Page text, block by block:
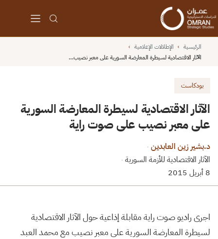
الرئيسية › الإطلالات الإعلامية ›
الآثار الاقتصادية لسيطرة المعارضة السورية على معبر نصيب…
بودكاست
الآثار الاقتصادية لسيطرة المعارضة السورية
على معبر نصيب على صوت راية
د.بشير زين العابدين ·
الآثار الاقتصادية للأزمة السورية ·
8 أبريل 2015
اجرى راديو صوت راية مقابلة إذاعية حول الآثار الاقتصادية
لسيطرة المعارضة السورية على معبر نصيب مع محمد العبد